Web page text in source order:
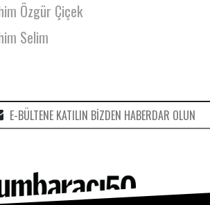
Özgür Çiçek
Selim
Postoğlu